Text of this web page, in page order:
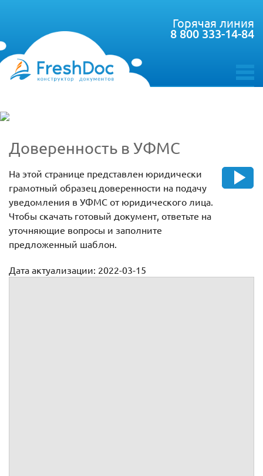
toggle
Горячая линия
8 800 333-14-84
Доверенность в УФМС
На этой странице представлен юридически
грамотный образец доверенности на подачу
уведомления в УФМС от юридического лица.
Чтобы скачать готовый документ, ответьте на
уточняющие вопросы и заполните
предложенный шаблон.
Дата актуализации: 2022-03-15